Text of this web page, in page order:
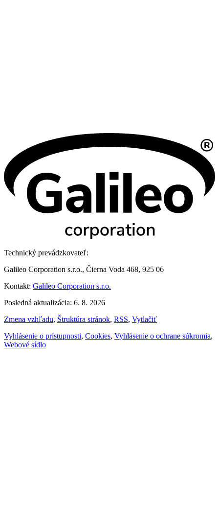
Technický prevádzkovateľ:
Galileo Corporation s.r.o., Čierna Voda 468, 925 06
Kontakt: Galileo Corporation s.r.o.
Posledná aktualizácia: 6. 8. 2026
Zmena vzhľadu, Štruktúra stránok, RSS, Vytlačiť
Vyhlásenie o prístupnosti, Cookies, Vyhlásenie o ochrane súkromia,
Webové sídlo